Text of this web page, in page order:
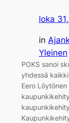
loka
in
Yleinen
POKS sanoi
yhdessä
Eero